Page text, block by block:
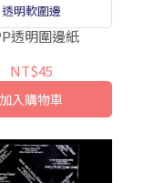
透明軟圍邊
透明圍邊紙
NT$45
加入購物車